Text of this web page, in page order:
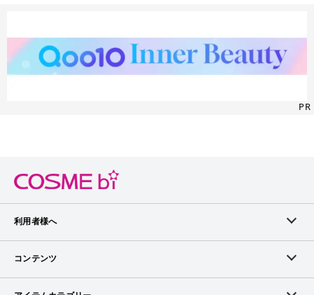
PR
利用者様へ
メンバーログイン
コンテンツ
ランキング